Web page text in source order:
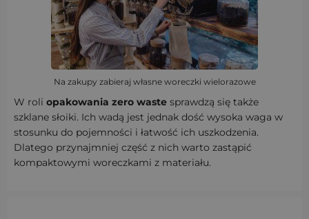
Na zakupy zabieraj własne woreczki wielorazowe
W roli opakowania zero waste sprawdzą się także
szklane słoiki. Ich wadą jest jednak dość wysoka waga w
stosunku do pojemności i łatwość ich uszkodzenia.
Dlatego przynajmniej część z nich warto zastąpić
kompaktowymi woreczkami z materiału.